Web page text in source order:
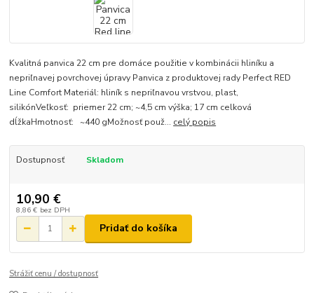
Kvalitná panvica 22 cm pre domáce použitie v kombinácii hliníku a
nepriľnavej povrchovej úpravy Panvica z produktovej rady Perfect RED
Line Comfort Materiál: hliník s nepriľnavou vrstvou, plast,
silikónVeľkosť: priemer 22 cm; ~4,5 cm výška; 17 cm celková
dĺžkaHmotnosť: ~440 gMožnosť použ... celý popis
Dostupnosť Skladom
10,90 €
8,86 € bez DPH
Pridať do košíka
Strážiť cenu / dostupnosť